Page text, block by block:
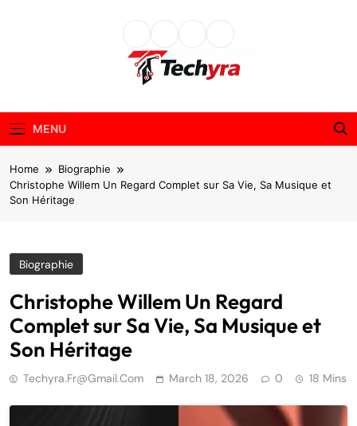
techyra.fr
MENU
Home
Biographie
Christophe Willem Un Regard Complet sur Sa Vie, Sa Musique et
Son Héritage
Biographie
Christophe Willem Un Regard
Complet sur Sa Vie, Sa Musique et
Son Héritage
Techyra.fr@gmail.com March 18, 2026 0 18 Mins